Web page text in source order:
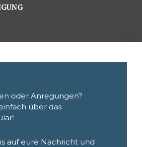
oder Anregungen?
über das
auf eure Nachricht und